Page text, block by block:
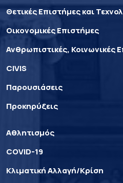
Θετικές Επιστήμες και
Οικονομικές Επιστήμες
Ανθρωπιστικές, Κοινωνικές
CIVIS
Παρουσιάσεις
Προκηρύξεις
Αθλητισμός
COVID-19
Κλιματική Αλλαγή/Κρίση